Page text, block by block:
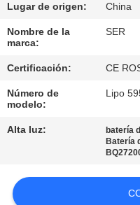
CALIDAD
ÉNTRENOS
EN
CONTACTO
CON
NOTICIAS
Lugar de origen: China
Nombre de la
marca:
SER
Certificación: CE
Número de
modelo:
Lipo
Alta luz: batería
Batería